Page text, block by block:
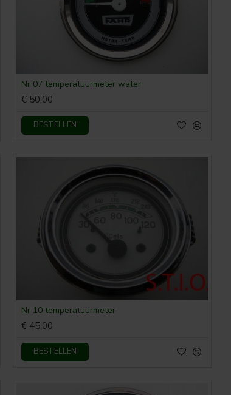
Nr 07 temperatuurmeter water
€ 50,00
BESTELLEN
Nr 10 temperatuurmeter
€ 45,00
BESTELLEN